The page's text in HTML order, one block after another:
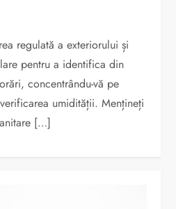
regulată a exteriorului și
pentru a identifica din
concentrându-vă pe
umidității. Mențineți
[…]